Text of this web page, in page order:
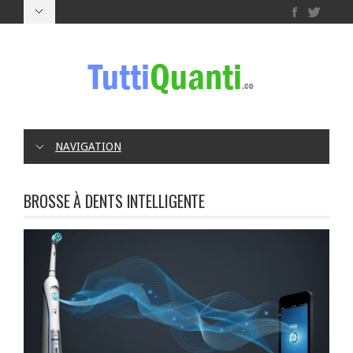
NAVIGATION
BROSSE À DENTS INTELLIGENTE